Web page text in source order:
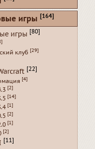
игры [164]
игры [80]
клуб [29]
[22]
[4]
[2]
[14]
[1]
[2]
[1]
[2]
[11]